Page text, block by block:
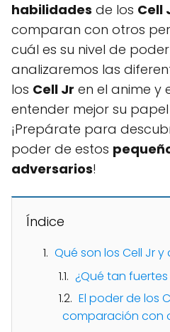
habilidades de los Cell
comparan con otros
cuál es su nivel de
analizaremos las
los Cell Jr en el anime y
entender mejor su
¡Prepárate para
poder de estos
adversarios!
Índice
Qué son los Cell Jr
¿Qué tan fuertes
El poder de los
comparación con